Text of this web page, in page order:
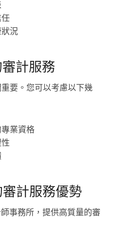
況
計服務
要。您可以考慮以下幾
業資格
計服務優勢
事務所，提供高質量的審